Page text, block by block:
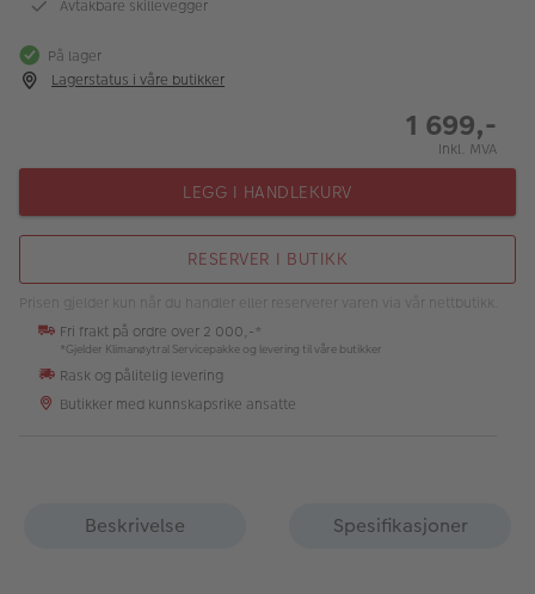
Fotokurs
Butikkoversikt
Avtakbare skillevegger
På lager
Lagerstatus i våre butikker
1 699,-
Inkl. MVA
LEGG I HANDLEKURV
RESERVER I BUTIKK
Prisen gjelder kun når du handler eller reserverer varen via vår nettbutikk.
Fri frakt på ordre over 2 000,-*
*Gjelder Klimanøytral Servicepakke og levering til våre butikker
Rask og pålitelig levering
Butikker med kunnskapsrike ansatte
Beskrivelse Spesifikasjoner